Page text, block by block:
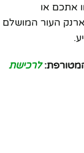
אתכם או
העור המושלם
לרכישת